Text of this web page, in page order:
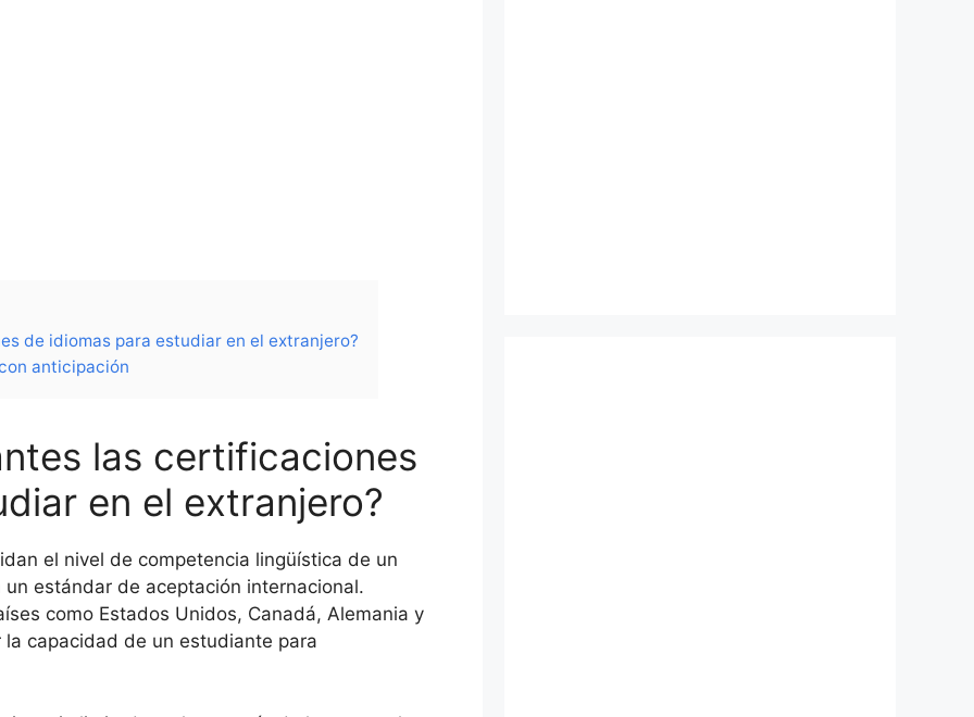
de idiomas para estudiar en el extranjero?
anticipación
las certificaciones
en el extranjero?
el nivel de competencia lingüística de un
estándar de aceptación internacional.
como Estados Unidos, Canadá, Alemania y
capacidad de un estudiante para